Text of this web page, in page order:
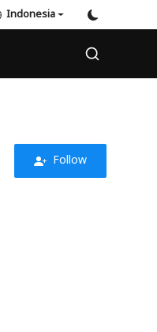
Indonesia
Follow